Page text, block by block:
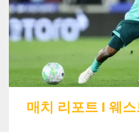
매치 리포트 | 웨